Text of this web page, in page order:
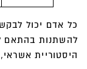
כל אדם יכול
להשתנות בהתאם
היסטוריית